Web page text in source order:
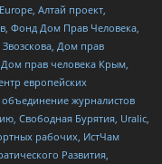
Алтай проект,
Фонд Дом Прав Человека,
Дом прав
прав человека Крым,
европейских
журналистов
Свободная Бурятия, Uralic,
рабочих, ИстЧам
Развития,